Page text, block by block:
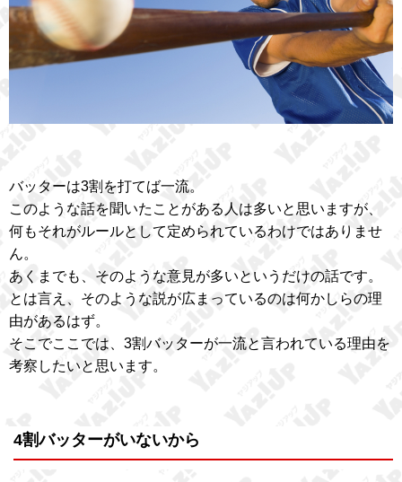
バッターは3割を打てば一流。
このような話を聞いたことがある人は多いと思いますが、
何もそれがルールとして定められているわけではありませ
ん。
あくまでも、そのような意見が多いというだけの話です。
とは言え、そのような説が広まっているのは何かしらの理
由があるはず。
そこでここでは、3割バッターが一流と言われている理由を
考察したいと思います。
4割バッターがいないから